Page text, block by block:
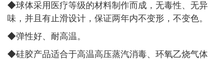
◆球体采用医疗等级的材料制作而成，无毒性、无异
味，并且有止滑设计，保证两年内不变形，不变色。
◆弹性好、耐高温。
◆硅胶产品适合于高温高压蒸汽消毒、环氧乙烧气体